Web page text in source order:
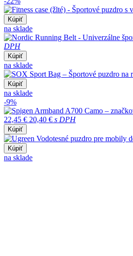
Kúpiť
na sklade
DPH
Kúpiť
na sklade
Kúpiť
na sklade
-9%
22,45 € 20,40 € s DPH
Kúpiť
Kúpiť
na sklade